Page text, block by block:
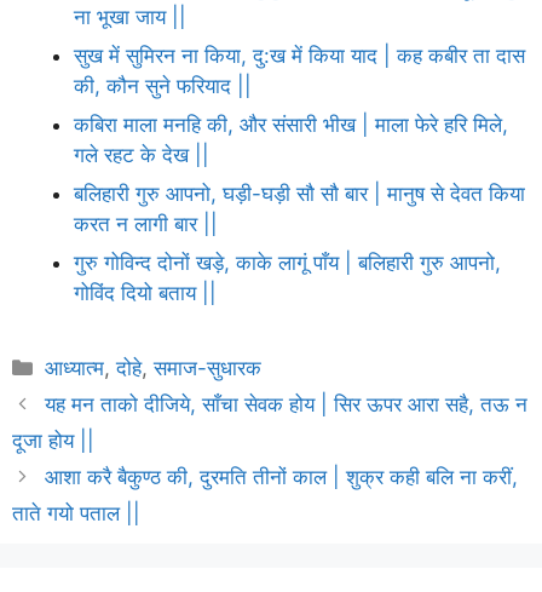
ना भूखा जाय ||
सुख में सुमिरन ना किया, दु:ख में किया याद | कह कबीर ता दास
की, कौन सुने फरियाद ||
कबिरा माला मनहि की, और संसारी भीख | माला फेरे हरि मिले,
गले रहट के देख ||
बलिहारी गुरु आपनो, घड़ी-घड़ी सौ सौ बार | मानुष से देवत किया
करत न लागी बार ||
गुरु गोविन्द दोनों खड़े, काके लागूं पाँय | बलिहारी गुरु आपनो,
गोविंद दियो बताय ||
Categories
आध्यात्म,दोहे,समाज-सुधारक
यह मन ताको दीजिये, साँचा सेवक होय | सिर ऊपर आरा सहै, तऊ न
दूजा होय ||
आशा करै बैकुण्ठ की, दुरमति तीनों काल | शुक्र कही बलि ना करीं,
ताते गयो पताल ||